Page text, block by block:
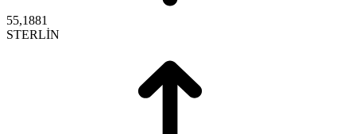
55,1881
STERLİN